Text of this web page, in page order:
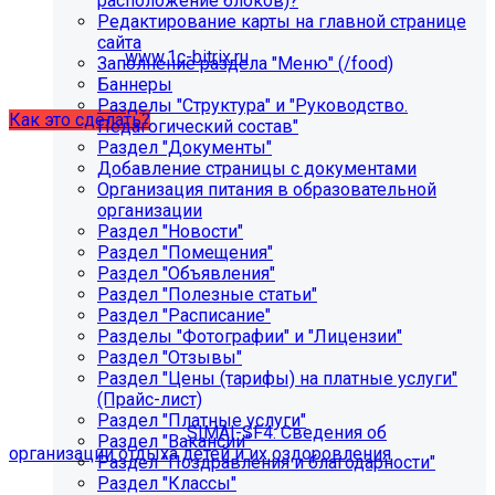
некорректно отображаться срок действия лицензии.
Убедитесь, что в настройках «Главного модуля»
указан адрес:www.1c-bitrix.ru.
Затем запустите обновление через «Систему
обновлений».
Как это сделать?
Как добавить раздел "Сведения об
организации отдыха детей и их
оздоровления"?
Приобретите модульSIMAI-SF4: Сведения об
организации отдыха детей и их оздоровления
Редактирование карты на главной странице
сайта
Заполнение раздела "Меню" (/food)
Баннеры
Разделы "Структура" и "Руководство.
Педагогический состав"
Раздел "Документы"
Добавление страницы с документами
Организация питания в образовательной
организации
Раздел "Новости"
Раздел "Помещения"
Раздел "Объявления"
Раздел "Полезные статьи"
Раздел "Расписание"
Разделы "Фотографии" и "Лицензии"
Раздел "Отзывы"
Раздел "Цены (тарифы) на платные услуги"
(Прайс-лист)
Раздел "Платные услуги"
Раздел "Вакансии"
Раздел "Поздравления и благодарности"
Раздел "Классы"